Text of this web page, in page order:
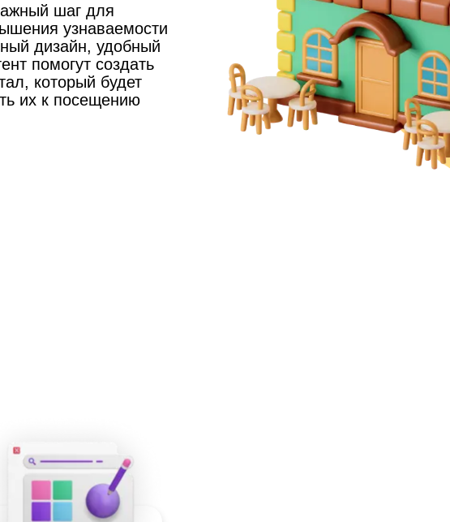
шаг для
узнаваемости
дизайн, удобный
помогут создать
который будет
их к посещению